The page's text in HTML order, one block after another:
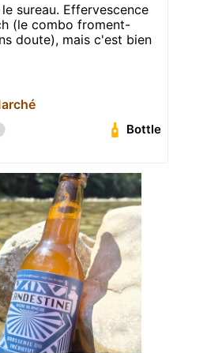
sureau. Effervescence
(le combo froment-
doute), mais c'est bien
Bottle